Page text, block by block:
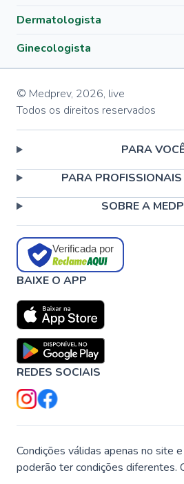
Dermatologista
Ginecologista
© Medprev, 2026, live
Todos os direitos reservados
PARA
PARA
SOBRE A
Verificada por
BAIXE O APP
REDES SOCIAIS
Condições válidas apenas no site
poderão ter condições diferentes.